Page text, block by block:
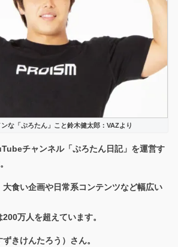
な「ぷろたん」こと鈴木健太郎：VAZより
チャンネル「ぷろたん日記」を運営す
食い企画や日常系コンテンツなど幅広い
万人を超えています。
きけんたろう）さん。